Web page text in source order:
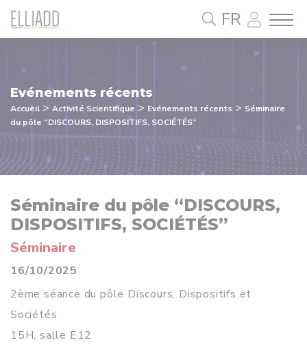
FR
Evénements récents
Accueil > Activité Scientifique > Evénements récents > Séminaire
du pôle “DISCOURS, DISPOSITIFS, SOCIÉTÉS”
Séminaire du pôle “DISCOURS,
DISPOSITIFS, SOCIÉTÉS”
Séminaire
16/10/2025
2ème séance du pôle Discours, Dispositifs et
Sociétés
15H, salle E12
Panneau de gestion des cookies